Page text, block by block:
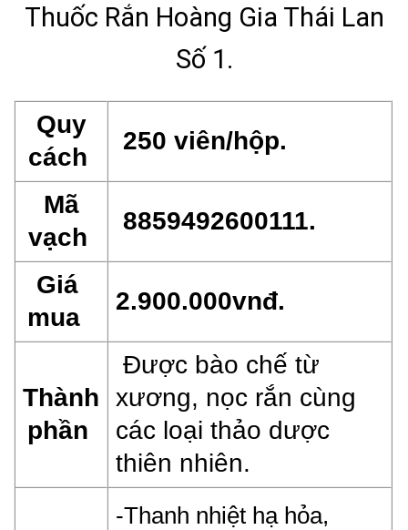
Thuốc Rắn Hoàng Gia Thái Lan
Số 1.
Quy
cách
250 viên/hộp.
Mã
vạch
8859492600111.
Giá
mua
2.900.000vnđ.
Thành
phần
Được bào chế từ
xương, nọc rắn cùng
các loại thảo dược
thiên nhiên.
-Thanh nhiệt hạ hỏa,